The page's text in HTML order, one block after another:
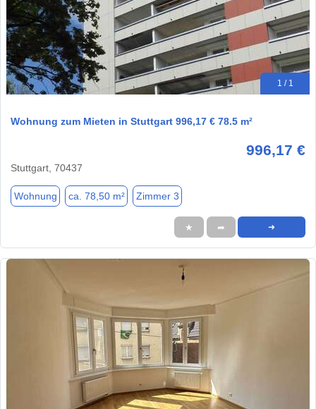
1 / 1
Wohnung zum Mieten in Stuttgart 996,17 € 78.5 m²
996,17 €
Stuttgart, 70437
Wohnung ca. 78,50 m² Zimmer 3
★ ➦ ➜